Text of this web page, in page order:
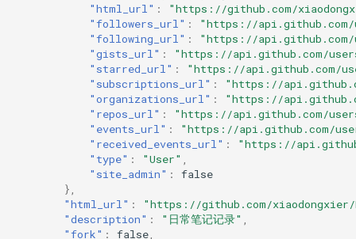
"html_url" :
"https://github.com/
"followers_url" :
"https://api.github.com/
"following_url" :
"https://api.github.com/
"gists_url" :
"https://api.github.com/
"starred_url" :
"https://api.github.com/
"subscriptions_url" :
"https://
"organizations_url" :
"https://
"repos_url" :
"https://api.github.com/
"events_url" :
"https://api.github.com/
"received_events_url" :
"https://
"type" : "User"
"site_admin" :
false
},
"html_url" :
"https://github.com/xiaodongxier/
"description" : "日常笔记记录"
"fork" : false